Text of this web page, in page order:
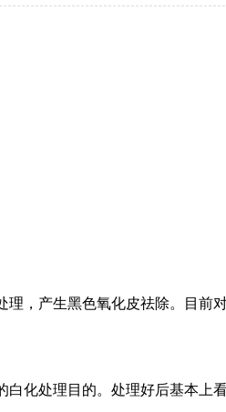
，产生黑色氧化皮祛除。目前
化处理目的。处理好后基本上